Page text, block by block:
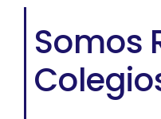
Somos